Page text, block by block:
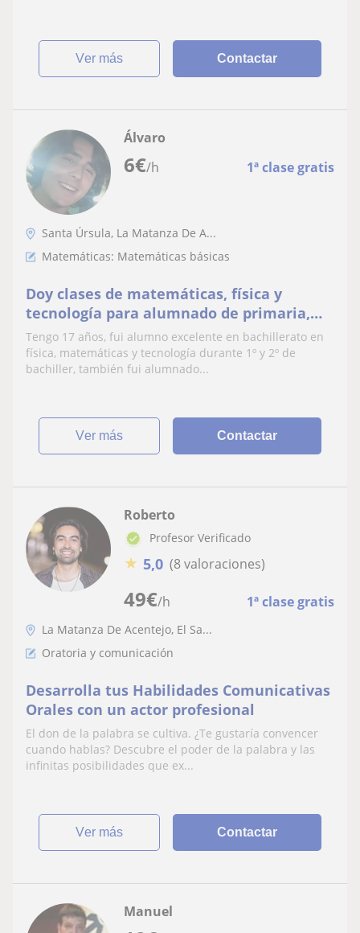
ver más Contactar
6€/h 1ª clase gratis
Álvaro
Santa Úrsula, La Matanza De A...
Matemáticas: Matemáticas básicas
Doy clases de matemáticas, física y
tecnología para alumnado de primaria,
secundaria y bachiller
Tengo 17 años, fui alumno excelente en bachillerato en
física, matemáticas y tecnología durante 1º y 2º de
bachiller, también fui alumnado...
ver más Contactar
49€/h 1ª clase gratis
Roberto
Profesor Verificado
★ 5,0 (8 valoraciones)
La Matanza De Acentejo, El Sa...
Oratoria y comunicación
Desarrolla tus Habilidades Comunicativas
Orales con un actor profesional
El don de la palabra se cultiva. ¿Te gustaría convencer
cuando hablas? Descubre el poder de la palabra y las
infinitas posibilidades que ex...
ver más Contactar
Manuel